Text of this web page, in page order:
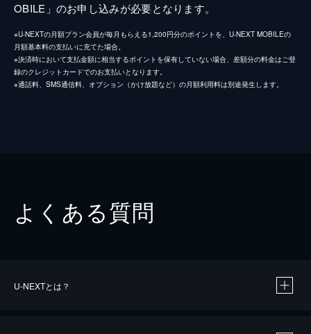
OBILE」のお申し込みが必要となります。
※U-NEXTの月額プラン会員が毎月もらえる1,200円分のポイントを、U-NEXT MOBILEの
月額基本料の支払いに充てた場合。
※決済時において支払金額に相当するポイントを保有していない場合、差額分の料金はご登
録のクレジットカードでのお支払いとなります。
※通話料、SMS通信料、オプション（かけ放題など）の月額利用料は別途発生します。
よくある質問
U-NEXTとは？